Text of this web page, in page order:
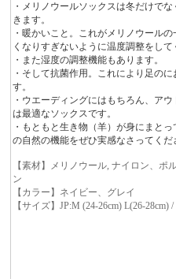
・メリノウールソックスは冬だけで
きます。
・暖かいこと。これがメリノウール
くなりすぎないように温度調整をして
・また湿度の調整機能もあります。
・そして抗菌作用。これにより足の
す。
・ウエーディングにはもちろん、ア
は最適なソックスです。
・もともと生き物（羊）が身にまと
の自然の機能をぜひ実感なさってくだ
【素材】メリノウール, ナイロン、ポ
ン
【カラー】ネイビー、グレイ
【サイズ】JP:M (24-26cm) L(26-28cm)